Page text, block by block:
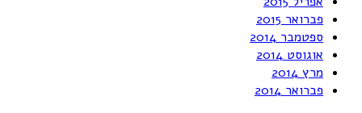
פברואר 2015
ספטמבר 2014
אוגוסט 2014
מרץ 2014
פברואר 2014